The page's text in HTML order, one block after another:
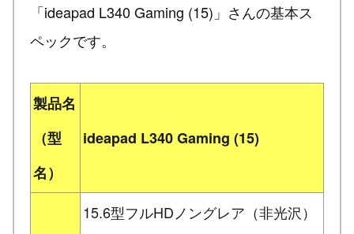
「ideapad L340 Gaming (15)」さんの基本ス
ペックです。
製品名
（型
名）
ideapad L340 Gaming (15)
15.6型フルHDノングレア（非光沢）